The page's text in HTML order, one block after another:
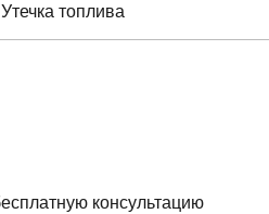
Утечка топлива